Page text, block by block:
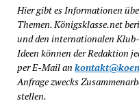
Hier gibt es Informationen
Themen. Königsklasse.net
und den internationalen
Ideen können der Redaktion
per E-Mail an
Anfrage zwecks
stellen.